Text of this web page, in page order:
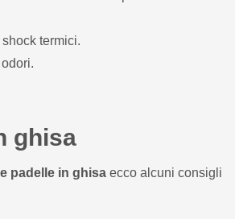
termici.
ghisa
padelle in ghisa ecco alcuni consigli